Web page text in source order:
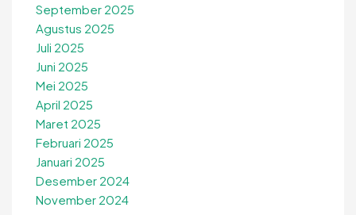
September 2025
Agustus 2025
Juli 2025
Juni 2025
Mei 2025
April 2025
Maret 2025
Februari 2025
Januari 2025
Desember 2024
November 2024